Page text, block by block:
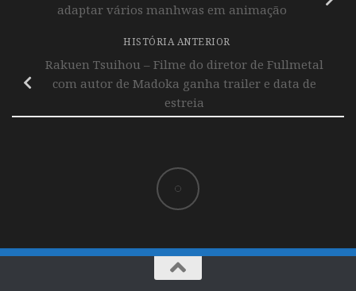
adaptar vários manhwas em animação
HISTÓRIA ANTERIOR
Rakuen Tsuihou – Filme do diretor de Fullmetal
com autor de Madoka ganha trailer e data de
estreia